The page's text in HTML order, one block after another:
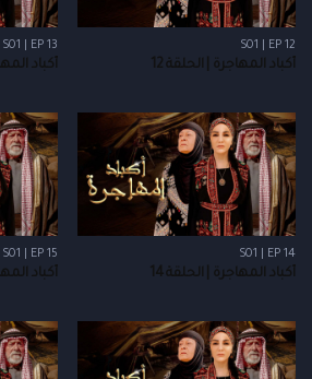
S01 | EP 12
أكباد المهاجرة | الحلقة 12
S01 | EP 13
أكباد
S01 | EP 14
أكباد المهاجرة | الحلقة 14
S01 | EP 15
أكباد